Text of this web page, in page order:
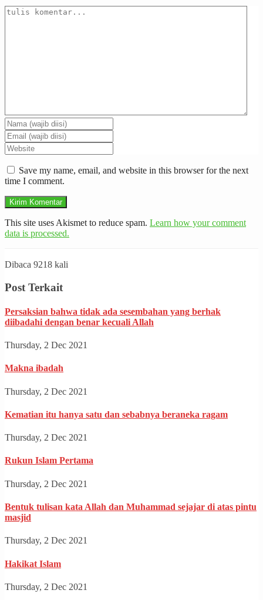
Save my name, email, and website in this browser for the next
time I comment.
This site uses Akismet to reduce spam. Learn how your comment
data is processed.
Dibaca 9218 kali
Post Terkait
Persaksian bahwa tidak ada sesembahan yang berhak
diibadahi dengan benar kecuali Allah
Thursday, 2 Dec 2021
Makna ibadah
Thursday, 2 Dec 2021
Kematian itu hanya satu dan sebabnya beraneka ragam
Thursday, 2 Dec 2021
Rukun Islam Pertama
Thursday, 2 Dec 2021
Bentuk tulisan kata Allah dan Muhammad sejajar di atas pintu
masjid
Thursday, 2 Dec 2021
Hakikat Islam
Thursday, 2 Dec 2021